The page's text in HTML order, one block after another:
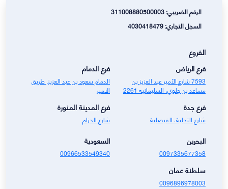
الرقم الضريبي: 311008880500003
السجل التجاري: 4030418479
الفروع
فرع الرياض
7593 شارع الأمير عبد العزيز بن
مساعد بن جلوي، السليمانيه 2261
فرع الدمام
الدمام سعود بن عبد العزيز, طريق
الامير
فرع جدة
شارع التحلية، الفيصلية
فرع المدينة المنورة
شارع الحزام
البحرين
0097335677358
السعودية
00966533549340
سلطنة عمان
0096896978003